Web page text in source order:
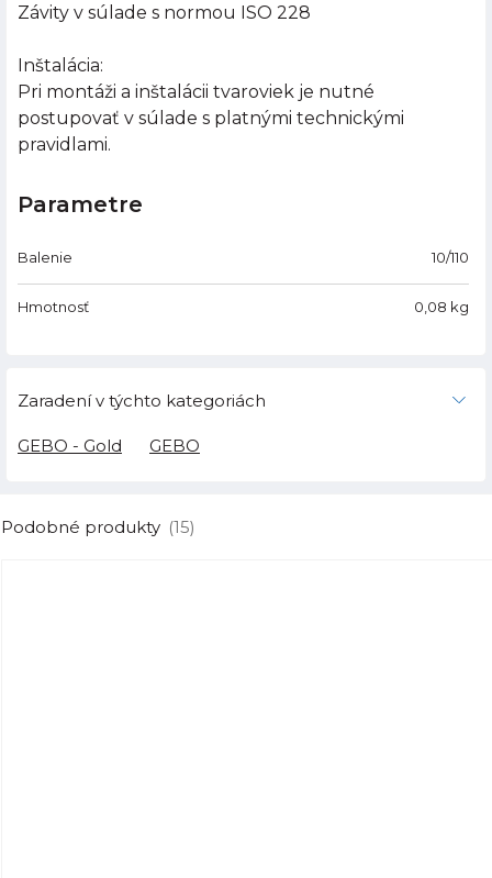
Závity v súlade s normou ISO 228
Inštalácia:
Pri montáži a inštalácii tvaroviek je nutné
postupovať v súlade s platnými technickými
pravidlami.
Parametre
Balenie 10/110
Hmotnosť 0,08 kg
Zaradení v týchto kategoriách
GEBO - Gold GEBO
Podobné produkty (15)